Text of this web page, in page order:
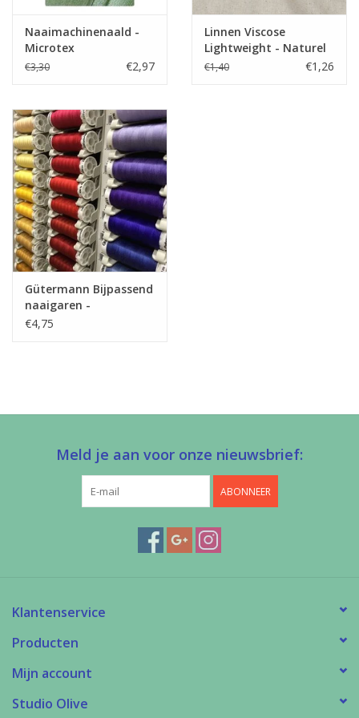
Naaimachinenaald -
Microtex
€3,30 €2,97
Linnen Viscose
Lightweight - Naturel
€1,40 €1,26
Gütermann Bijpassend
naaigaren -
Allesnaaigaren 200m
€4,75
Meld je aan voor onze nieuwsbrief:
ABONNEER
Klantenservice
Producten
Mijn account
Studio Olive